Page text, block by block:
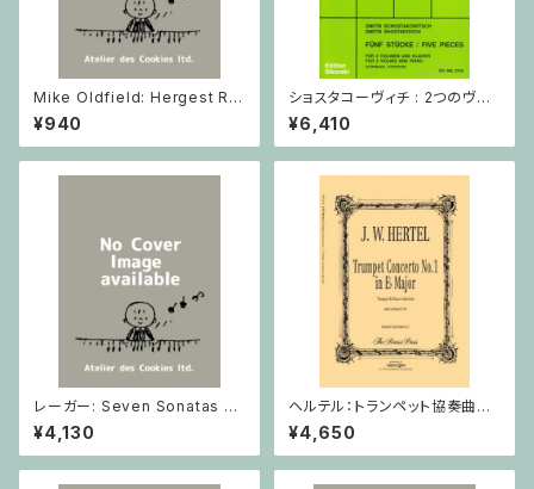
Mike Oldfield: Hergest Rid
ge / ピアノ
¥940
ショスタコーヴィチ : 2つのヴァ
イオリンとピアノのための 5つの
小品 / ヴァイオリン2とピアノ
¥6,410
レーガー: Seven Sonatas o
p. 91 Heft 2 / ヴァイオリン
¥4,130
ヘルテル：トランペット協奏曲第1
番 変ホ長調/トランペット・ピア
ノ
¥4,650